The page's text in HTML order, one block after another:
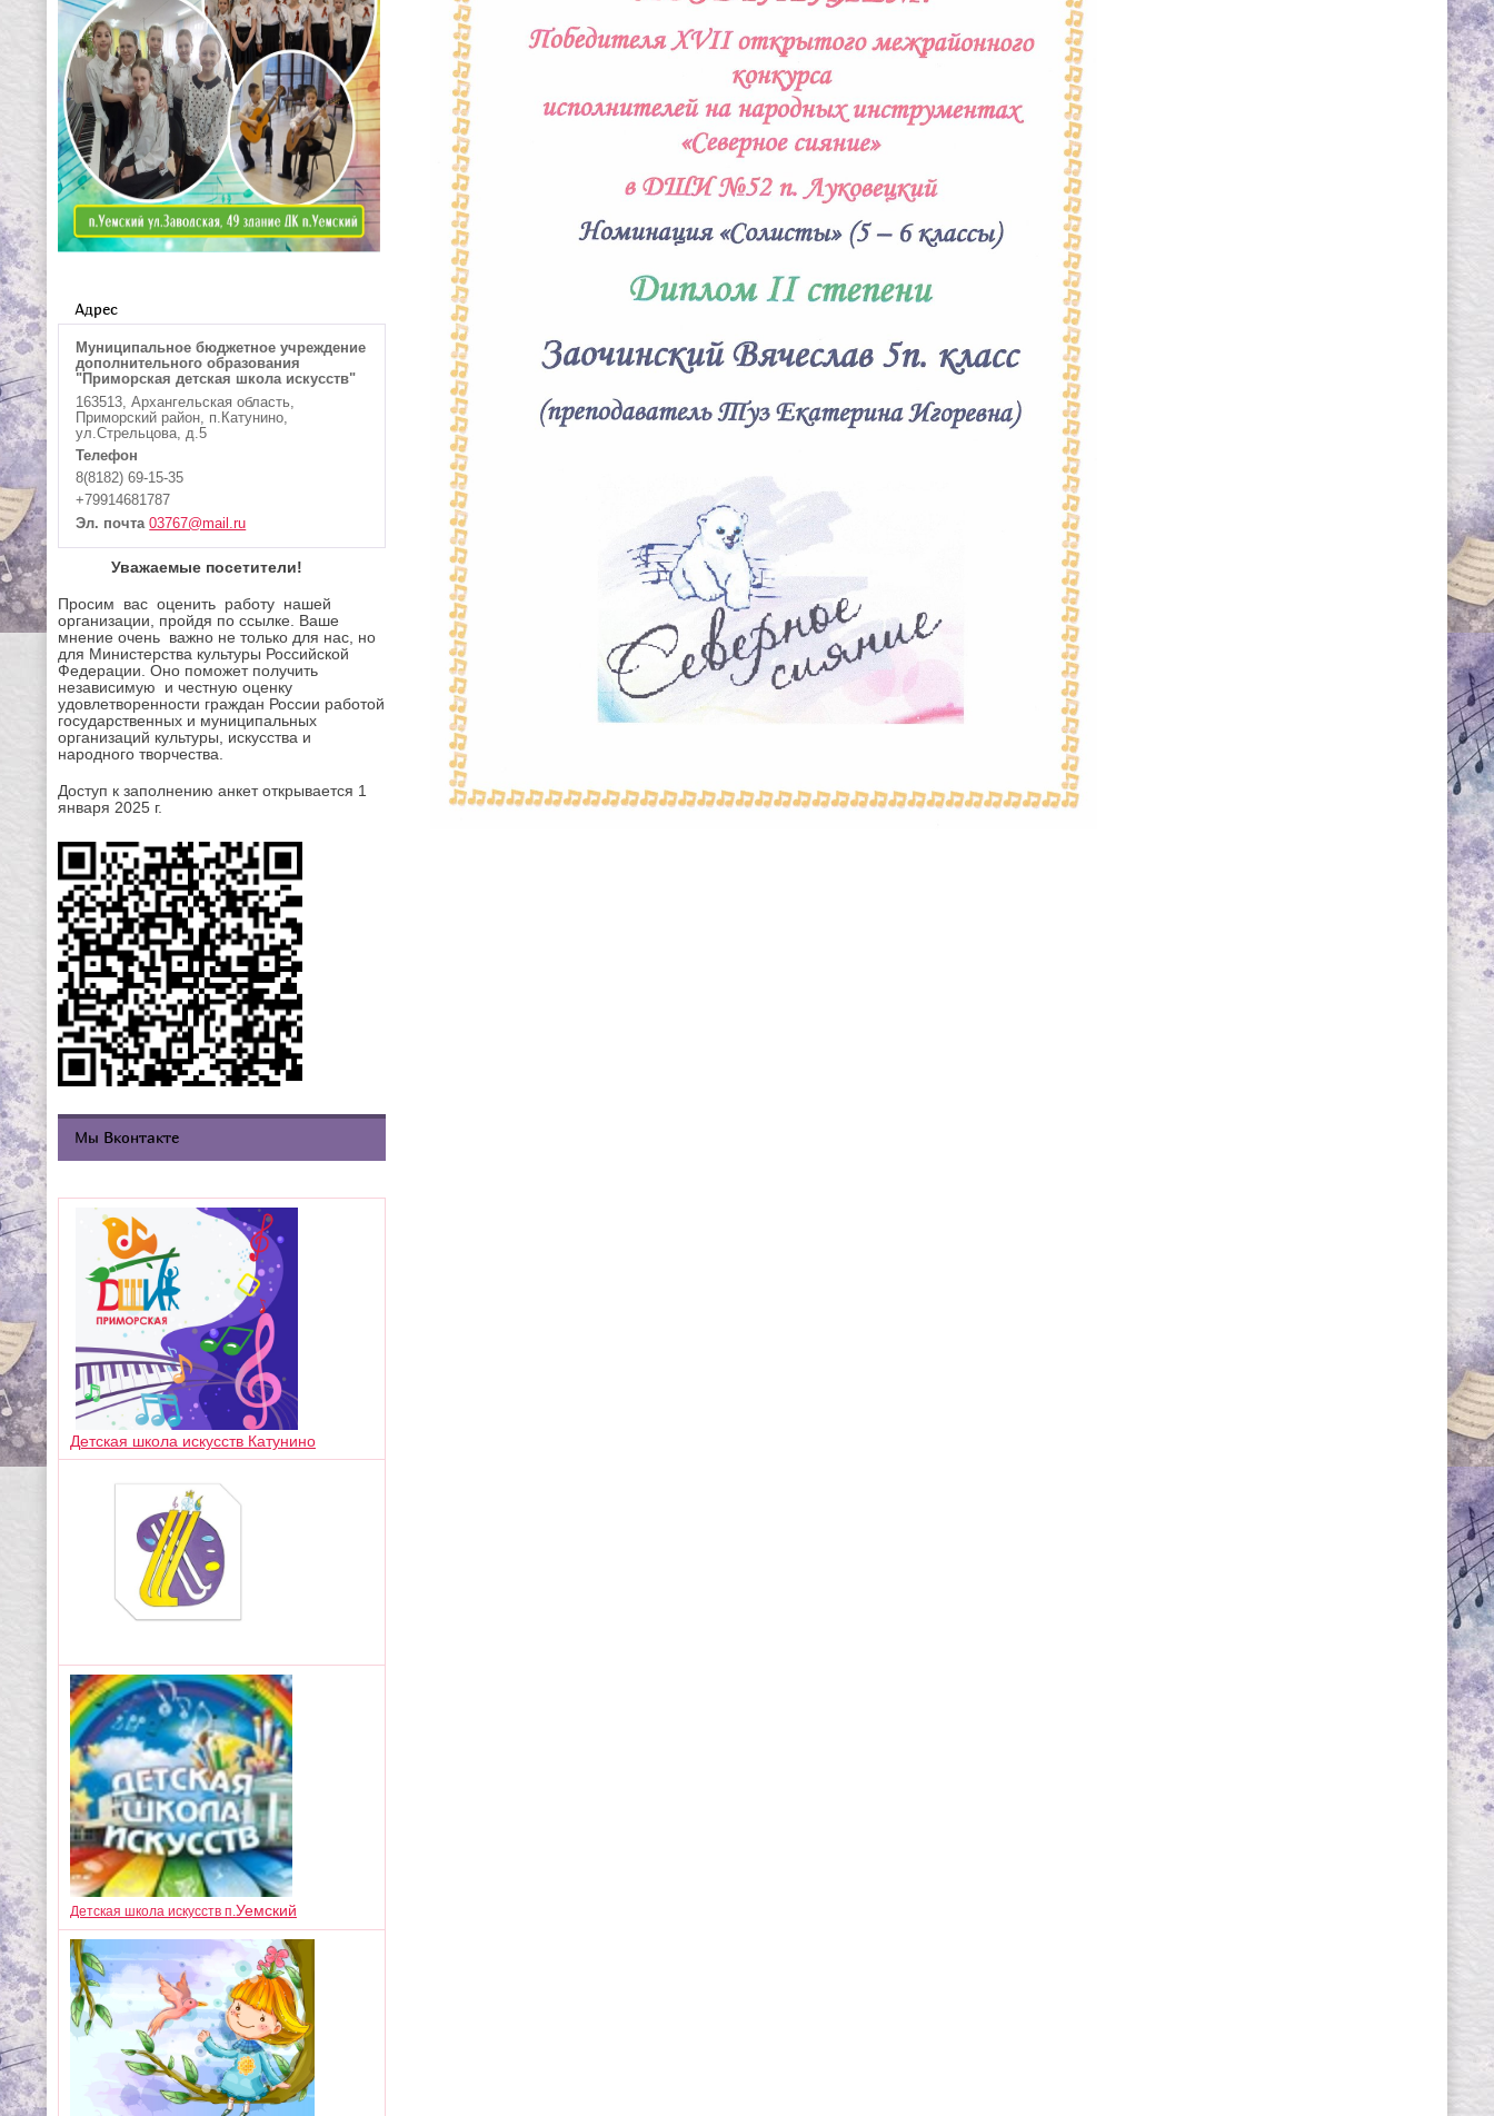
Адрес
Муниципальное бюджетное учреждение
дополнительного образования
"Приморская детская школа искусств"
163513, Архангельская область,
Приморский район, п.Катунино,
ул.Стрельцова, д.5
Телефон
8(8182) 69-15-35
+79914681787
Эл. почта 03767@mail.ru
Уважаемые посетители!
Просим вас оценить работу нашей
организации, пройдя по ссылке. Ваше
мнение очень важно не только для нас, но
для Министерства культуры Российской
Федерации. Оно поможет получить
независимую и честную оценку
удовлетворенности граждан России работой
государственных и муниципальных
организаций культуры, искусства и
народного творчества.
Доступ к заполнению анкет открывается 1
января 2025 г.
Мы Вконтакте
Детская школа искусств Катунино
Детская школа искусств п.Уемский